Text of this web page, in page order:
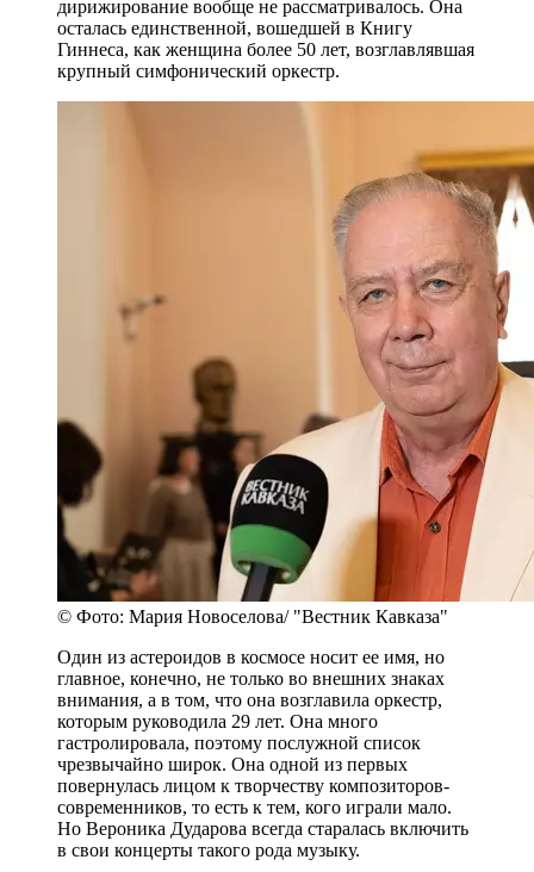
дирижирование вообще не рассматривалось. Она
осталась единственной, вошедшей в Книгу
Гиннеса, как женщина более 50 лет, возглавлявшая
крупный симфонический оркестр.
© Фото: Мария Новоселова/ "Вестник Кавказа"
Один из астероидов в космосе носит ее имя, но
главное, конечно, не только во внешних знаках
внимания, а в том, что она возглавила оркестр,
которым руководила 29 лет. Она много
гастролировала, поэтому послужной список
чрезвычайно широк. Она одной из первых
повернулась лицом к творчеству композиторов-
современников, то есть к тем, кого играли мало.
Но Вероника Дударова всегда старалась включить
в свои концерты такого рода музыку.